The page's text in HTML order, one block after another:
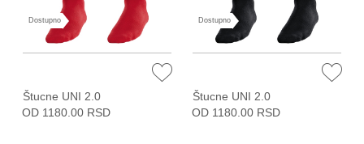
Dostupno
Štucne UNI 2.0
OD 1180.00 RSD
Dostupno
Štucne UNI 2.0
OD 1180.00 RSD